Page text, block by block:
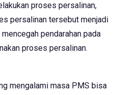
proses persalinan,
persalinan tersebut menjadi
mencegah pendarahan pada
proses persalinan.
mengalami masa PMS bisa